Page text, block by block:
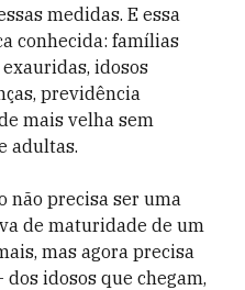
medidas. E essa
conhecida: famílias
idosos
previdência
mais velha sem
adultas.
não precisa ser uma
de maturidade de um
mas agora precisa
idosos que chegam,